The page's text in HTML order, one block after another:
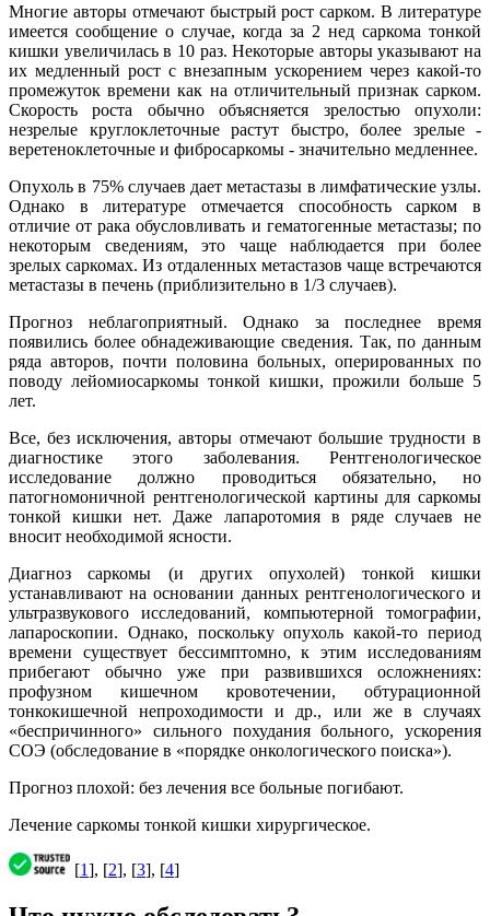
Многие авторы отмечают быстрый рост сарком. В литературе
имеется сообщение о случае, когда за 2 нед саркома тонкой
кишки увеличилась в 10 раз. Некоторые авторы указывают на
их медленный рост с внезапным ускорением через какой-то
промежуток времени как на отличительный признак сарком.
Скорость роста обычно объясняется зрелостью опухоли:
незрелые круглоклеточные растут быстро, более зрелые -
веретеноклеточные и фибросаркомы - значительно медленнее.
Опухоль в 75% случаев дает метастазы в лимфатические узлы.
Однако в литературе отмечается способность сарком в
отличие от рака обусловливать и гематогенные метастазы; по
некоторым сведениям, это чаще наблюдается при более
зрелых саркомах. Из отдаленных метастазов чаще встречаются
метастазы в печень (приблизительно в 1/3 случаев).
Прогноз неблагоприятный. Однако за последнее время
появились более обнадеживающие сведения. Так, по данным
ряда авторов, почти половина больных, оперированных по
поводу лейомиосаркомы тонкой кишки, прожили больше 5
лет.
Все, без исключения, авторы отмечают большие трудности в
диагностике этого заболевания. Рентгенологическое
исследование должно проводиться обязательно, но
патогномоничной рентгенологической картины для саркомы
тонкой кишки нет. Даже лапаротомия в ряде случаев не
вносит необходимой ясности.
Диагноз саркомы (и других опухолей) тонкой кишки
устанавливают на основании данных рентгенологического и
ультразвукового исследований, компьютерной томографии,
лапароскопии. Однако, поскольку опухоль какой-то период
времени существует бессимптомно, к этим исследованиям
прибегают обычно уже при развившихся осложнениях:
профузном кишечном кровотечении, обтурационной
тонкокишечной непроходимости и др., или же в случаях
«беспричинного» сильного похудания больного, ускорения
СОЭ (обследование в «порядке онкологического поиска»).
Прогноз плохой: без лечения все больные погибают.
Лечение саркомы тонкой кишки хирургическое.
[1], [2], [3], [4]